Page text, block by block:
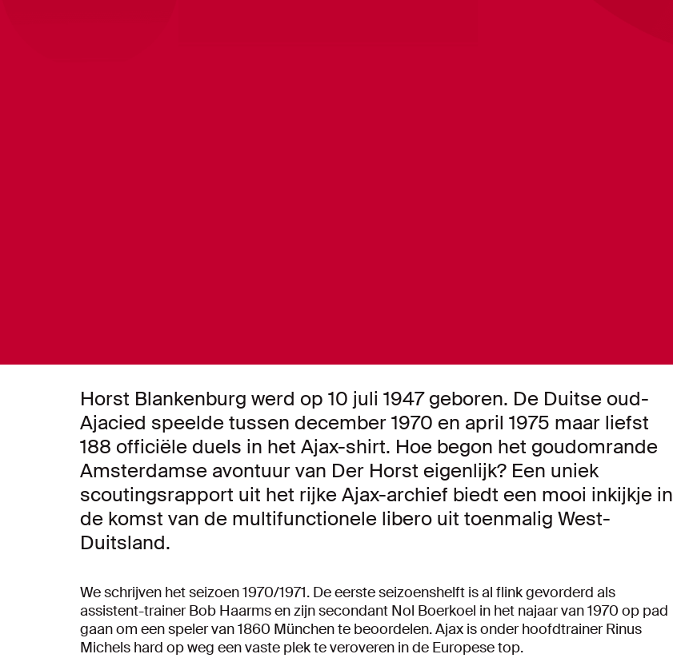
Horst Blankenburg werd op 10 juli 1947 geboren. De Duitse oud-
Ajacied speelde tussen december 1970 en april 1975 maar liefst
188 officiële duels in het Ajax-shirt. Hoe begon het goudomrande
Amsterdamse avontuur van Der Horst eigenlijk? Een uniek
scoutingsrapport uit het rijke Ajax-archief biedt een mooi inkijkje in
de komst van de multifunctionele libero uit toenmalig West-
Duitsland.
We schrijven het seizoen 1970/1971. De eerste seizoenshelft is al flink gevorderd als
assistent-trainer Bob Haarms en zijn secondant Nol Boerkoel in het najaar van 1970 op pad
gaan om een speler van 1860 München te beoordelen. Ajax is onder hoofdtrainer Rinus
Michels hard op weg een vaste plek te veroveren in de Europese top.